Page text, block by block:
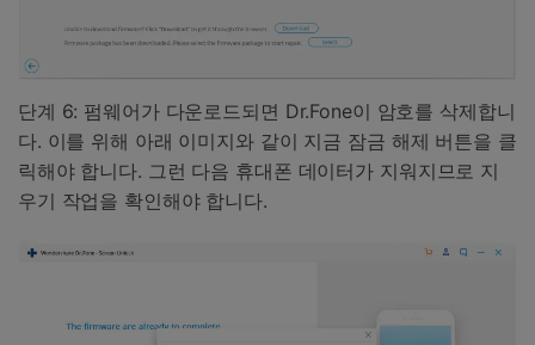
단계 6: 펌웨어가 다운로드되면 Dr.Fone이 암호를 삭제합니
다. 이를 위해 아래 이미지와 같이 지금 잠금 해제 버튼을 클
릭해야 합니다. 그런 다음 휴대폰 데이터가 지워지므로 지
우기 작업을 확인해야 합니다.